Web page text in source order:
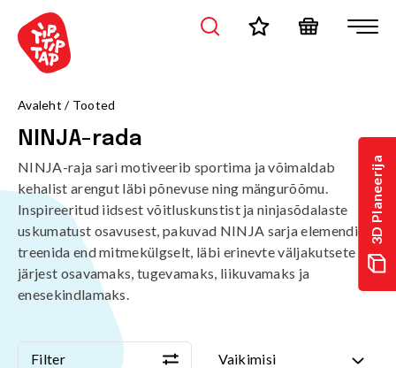
3D Planeerija
Avaleht / Tooted
NINJA-rada
NINJA-raja sari motiveerib sportima ja võimaldab
kehalist arengut läbi põnevuse ning mängurõõmu.
Inspireeritud iidsest võitluskunstist ja ninjasõdalaste
uskumatust osavusest, pakuvad NINJA sarja elemendid
treenida end mitmekülgselt, läbi erinevte väljakutsete
järjest osavamaks, tugevamaks, liikuvamaks ja
enesekindlamaks.
Filter
Filter Vaikimisi
/tooted/sport-ja-fitness/ninja-rada?page=1&sort=standard